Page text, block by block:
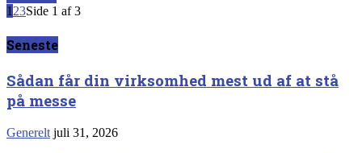
1 23Side 1 af 3
Seneste
Sådan får din virksomhed mest ud af at stå
på messe
Generelt juli 31, 2026